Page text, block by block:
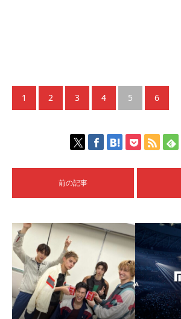
1 2 3 4 5 6
前の記事